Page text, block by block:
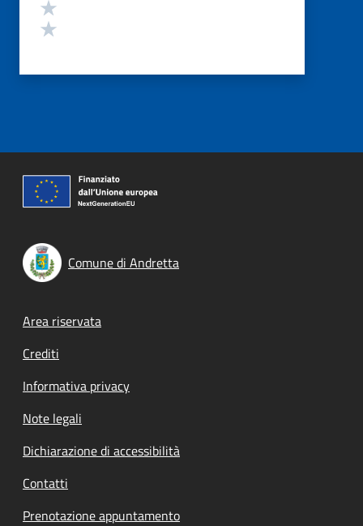
Comune di Andretta
Footer menu
Area riservata
Crediti
Informativa privacy
Note legali
Dichiarazione di accessibilità
Contatti
Prenotazione appuntamento